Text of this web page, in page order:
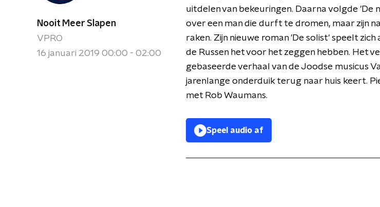
Nooit Meer Slapen
VPRO
16 januari 2019 00:00 - 02:00
uitdelen van bekeuringen. Daarna volgde 'De
over een man die durft te dromen, maar zijn
raken. Zijn nieuwe roman 'De solist' speelt
de Russen het voor het zeggen hebben. Het
gebaseerde verhaal van de Joodse musicus
jarenlange onderduik terug naar huis keert.
met Rob Waumans.
Speel audio af